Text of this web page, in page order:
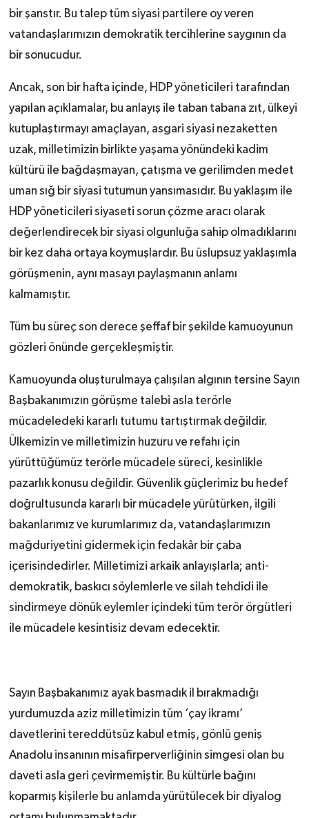
bir şanstır. Bu talep tüm siyasi partilere oy veren
vatandaşlarımızın demokratik tercihlerine saygının da
bir sonucudur.
Ancak, son bir hafta içinde, HDP yöneticileri tarafından
yapılan açıklamalar, bu anlayış ile taban tabana zıt, ülkeyi
kutuplaştırmayı amaçlayan, asgari siyasi nezaketten
uzak, milletimizin birlikte yaşama yönündeki kadim
kültürü ile bağdaşmayan, çatışma ve gerilimden medet
uman sığ bir siyasi tutumun yansımasıdır. Bu yaklaşım ile
HDP yöneticileri siyaseti sorun çözme aracı olarak
değerlendirecek bir siyasi olgunluğa sahip olmadıklarını
bir kez daha ortaya koymuşlardır. Bu üslupsuz yaklaşımla
görüşmenin, aynı masayı paylaşmanın anlamı
kalmamıştır.
Tüm bu süreç son derece şeffaf bir şekilde kamuoyunun
gözleri önünde gerçekleşmiştir.
Kamuoyunda oluşturulmaya çalışılan algının tersine Sayın
Başbakanımızın görüşme talebi asla terörle
mücadeledeki kararlı tutumu tartıştırmak değildir.
Ülkemizin ve milletimizin huzuru ve refahı için
yürüttüğümüz terörle mücadele süreci, kesinlikle
pazarlık konusu değildir. Güvenlik güçlerimiz bu hedef
doğrultusunda kararlı bir mücadele yürütürken, ilgili
bakanlarımız ve kurumlarımız da, vatandaşlarımızın
mağduriyetini gidermek için fedakâr bir çaba
içerisindedirler. Milletimizi arkaik anlayışlarla; anti-
demokratik, baskıcı söylemlerle ve silah tehdidi ile
sindirmeye dönük eylemler içindeki tüm terör örgütleri
ile mücadele kesintisiz devam edecektir.
Sayın Başbakanımız ayak basmadık il bırakmadığı
yurdumuzda aziz milletimizin tüm ‘çay ikramı’
davetlerini tereddütsüz kabul etmiş, gönlü geniş
Anadolu insanının misafirperverliğinin simgesi olan bu
daveti asla geri çevirmemiştir. Bu kültürle bağını
koparmış kişilerle bu anlamda yürütülecek bir diyalog